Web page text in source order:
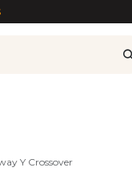
Y Crossover